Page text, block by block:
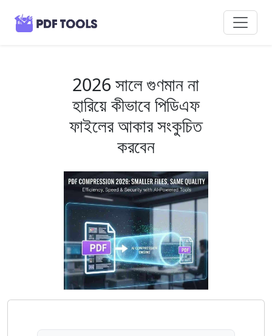
2026 সালে গুণমান না
হারিয়ে কীভাবে পিডিএফ
ফাইলের আকার সংকুচিত
করবেন